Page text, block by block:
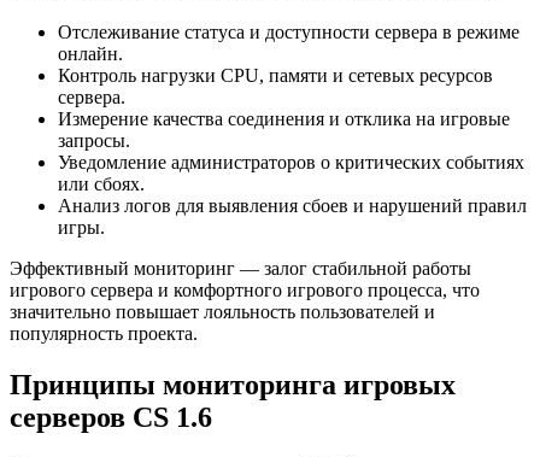
Отслеживание статуса и доступности сервера в режиме
онлайн.
Контроль нагрузки CPU, памяти и сетевых ресурсов
сервера.
Измерение качества соединения и отклика на игровые
запросы.
Уведомление администраторов о критических событиях
или сбоях.
Анализ логов для выявления сбоев и нарушений правил
игры.
Эффективный мониторинг — залог стабильной работы
игрового сервера и комфортного игрового процесса, что
значительно повышает лояльность пользователей и
популярность проекта.
Принципы мониторинга игровых
серверов CS 1.6